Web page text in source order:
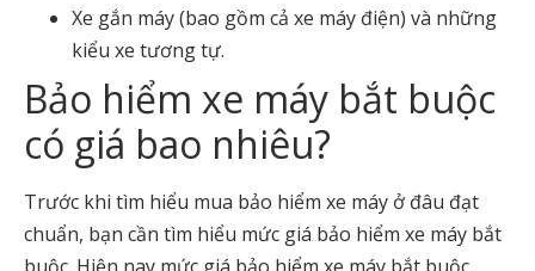
Xe gắn máy (bao gồm cả xe máy điện) và những
kiểu xe tương tự.
Bảo hiểm xe máy bắt buộc
có giá bao nhiêu?
Trước khi tìm hiểu mua bảo hiểm xe máy ở đâu đạt
chuẩn, bạn cần tìm hiểu mức giá bảo hiểm xe máy bắt